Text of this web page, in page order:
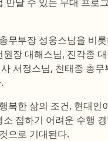
무부장 성웅스님을 비
장 대해스님, 진각종
서정스님, 천태종 총
복한 삶의 조건, 현대
접하기 어려운 수행
으로 기대된다.